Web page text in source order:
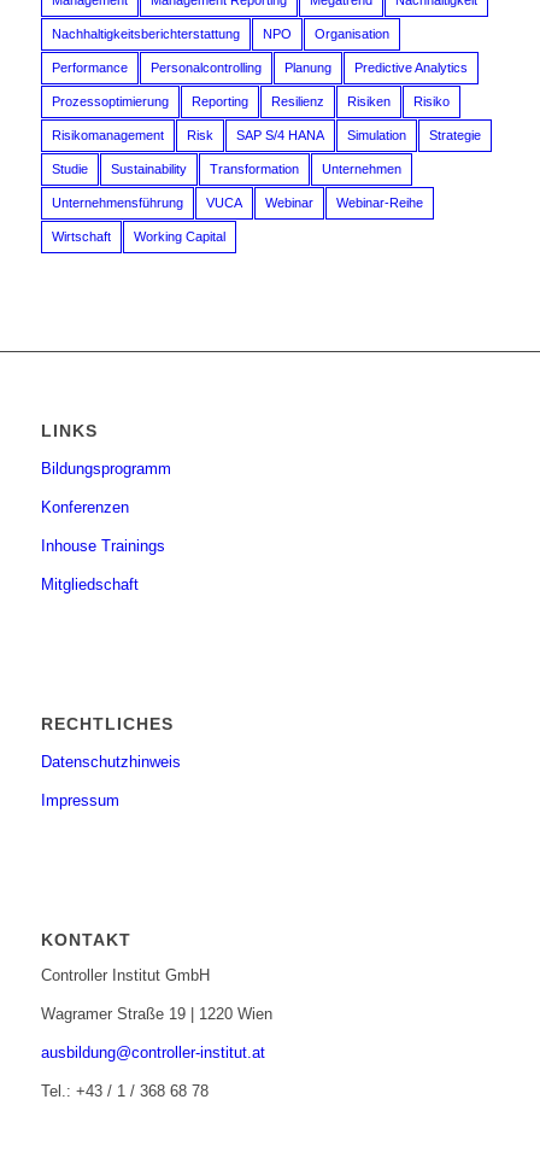
Nachhaltigkeitsberichterstattung NPO Organisation
Performance Personalcontrolling Planung Predictive Analytics
Prozessoptimierung Reporting Resilienz Risiken Risiko
Risikomanagement Risk SAP S/4 HANA Simulation Strategie
Studie Sustainability Transformation Unternehmen
Unternehmensführung VUCA Webinar Webinar-Reihe
Wirtschaft Working Capital
LINKS
Bildungsprogramm
Konferenzen
Inhouse Trainings
Mitgliedschaft
RECHTLICHES
Datenschutzhinweis
Impressum
KONTAKT
Controller Institut GmbH
Wagramer Straße 19 | 1220 Wien
ausbildung@controller-institut.at
Tel.: +43 / 1 / 368 68 78